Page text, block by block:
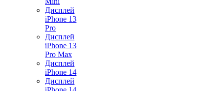
Дисплей
iPhone 13
Pro
Дисплей
iPhone 13
Pro Max
Дисплей
iPhone 14
Дисплей